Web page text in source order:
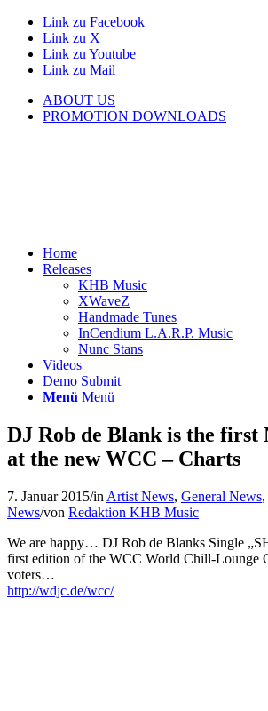
Link zu Facebook
Link zu X
Link zu Youtube
Link zu Mail
ABOUT US
PROMOTION DOWNLOADS
Home
Releases
KHB Music
XWaveZ
Handmade Tunes
InCendium L.A.R.P. Music
Nunc Stans
Videos
Demo Submit
Menü Menü
DJ Rob de Blank is the first
at the new WCC – Charts
7. Januar 2015/in Artist News, General News,
News/von Redaktion KHB Music
We are happy… DJ Rob de Blanks Single
first edition of the WCC World Chill-Lounge
voters…
http://wdjc.de/wcc/